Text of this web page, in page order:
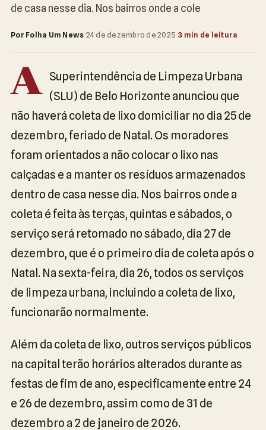
de casa nesse dia. Nos bairros onde a cole
Por Folha Um News·24 de dezembro de 2025·3 min de leitura
A Superintendência de Limpeza Urbana
(SLU) de Belo Horizonte anunciou que
não haverá coleta de lixo domiciliar no dia 25 de
dezembro, feriado de Natal. Os moradores
foram orientados a não colocar o lixo nas
calçadas e a manter os resíduos armazenados
dentro de casa nesse dia. Nos bairros onde a
coleta é feita às terças, quintas e sábados, o
serviço será retomado no sábado, dia 27 de
dezembro, que é o primeiro dia de coleta após o
Natal. Na sexta-feira, dia 26, todos os serviços
de limpeza urbana, incluindo a coleta de lixo,
funcionarão normalmente.
Além da coleta de lixo, outros serviços públicos
na capital terão horários alterados durante as
festas de fim de ano, especificamente entre 24
e 26 de dezembro, assim como de 31 de
dezembro a 2 de janeiro de 2026.